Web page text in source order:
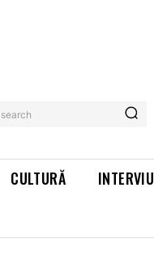
search
CULTURĂ
INTERVIU